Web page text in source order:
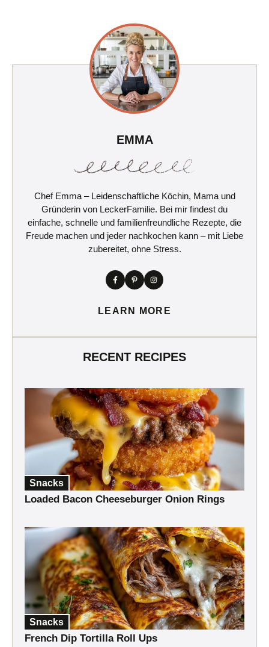
EMMA
Chef Emma – Leidenschaftliche Köchin, Mama und
Gründerin von LeckerFamilie. Bei mir findest du
einfache, schnelle und familienfreundliche Rezepte, die
Freude machen und jeder nachkochen kann – mit Liebe
zubereitet, ohne Stress.
LEARN MORE
RECENT RECIPES
Snacks
Loaded Bacon Cheeseburger Onion Rings
Snacks
French Dip Tortilla Roll Ups